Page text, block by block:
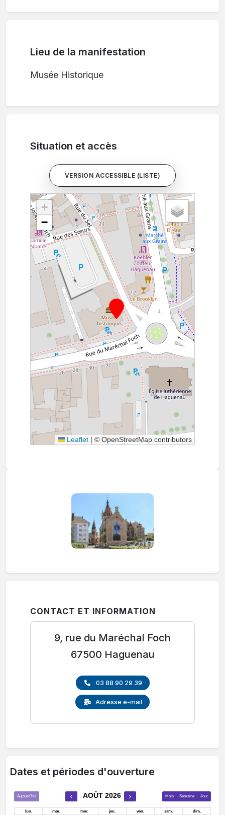
Lieu de la manifestation
Musée Historique
Situation et accès
VERSION ACCESSIBLE (LISTE)
+
−
Leaflet | © OpenStreetMap contributors
CONTACT ET INFORMATION
9, rue du Maréchal Foch
67500 Haguenau
03 88 90 29 39
Adresse e-mail
Dates et périodes d'ouverture